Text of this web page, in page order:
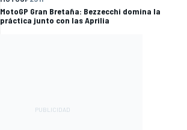
MotoGP Gran Bretaña: Bezzecchi domina la
práctica junto con las Aprilia